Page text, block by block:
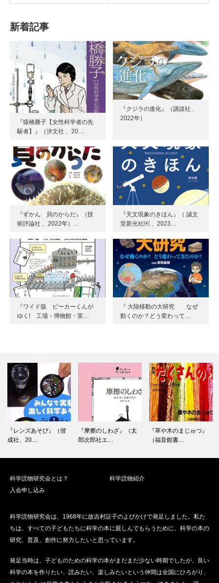
新着記事
『猿橋勝子【女性科学者の先
駆者】』（汐文社 、20…
『クジラの進化』（講談社 、
2022年）
『ずかん 貝のからだ』（技
術評論社 、2022年）…
『天文現象のきほん』（ 誠文
堂新光社￼ 、2023…
『ワイド版 ビーカーくんが
ゆく! 工場・博物館・実…
『 大陸移動の大研究 なぜ
動くのか？どう変わって…
『摩擦のしわざ』（太
郎次郎社エ…
『草や木のまじゅつ』
（福音館書…
『わたしのひかり』
（評論社、2…
科学読物研究会とは？
科学読物紹介
入会申し込み
科学読物研究会は、1968年に故吉村証子のよびかけで発足しました。私た
ちは、すべての子どもたちに科学の本に親しんでもらうために、科学の本の
研究、普及、創作に努力したいと思っています。
発足当時は、子どものための科学の本がまだまだ少ない時期でしたが、良い
科学の本を作りたい、読みたい、楽しみたいという仲間は全国にひろがり、